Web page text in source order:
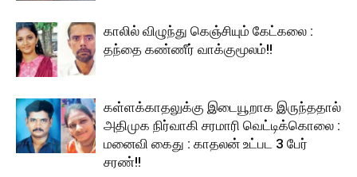
காலில் விழுந்து கெஞ்சியும் கேட்கலை :
தந்தை கண்ணீர் வாக்குமூலம்!!
கள்ளக்காதலுக்கு இடையூறாக இருந்ததால்
அதிமுக நிர்வாகி சரமாரி வெட்டிக்கொலை :
மனைவி கைது : காதலன் உட்பட 3 பேர்
சரண்!!